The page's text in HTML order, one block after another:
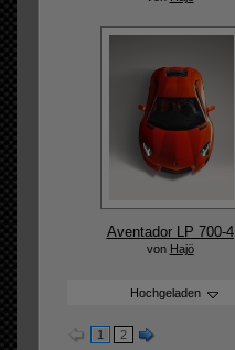
Aventador LP 700-4
von Hajö
Hochgeladen
1 2